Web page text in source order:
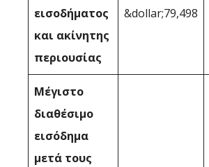
εισοδήματος
και ακίνητης
περιουσίας
&dollar;79,498
Μέγιστο
διαθέσιμο
εισόδημα
μετά τους